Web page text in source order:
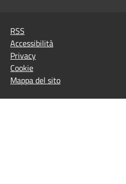
RSS
Accessibilità
Privacy
Cookie
Mappa del sito